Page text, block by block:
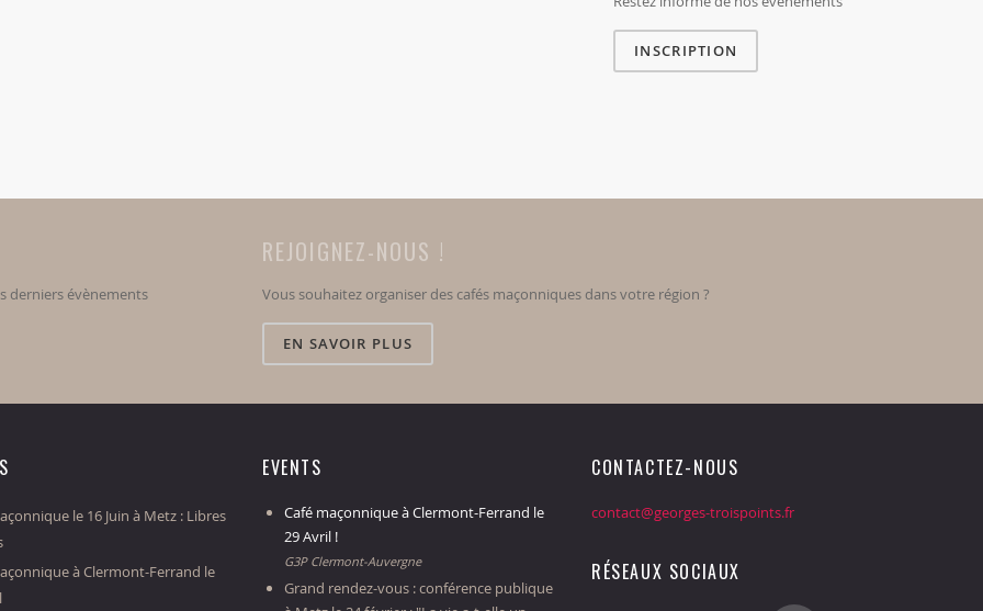
INSCRIPTION
derniers évènements
REJOIGNEZ-NOUS !
Vous souhaitez organiser des cafés maçonniques dans votre région ?
EN SAVOIR PLUS
le 16 Juin à Metz : Libres
à Clermont-Ferrand le
EVENTS
Café maçonnique à Clermont-Ferrand le
29 Avril !
G3P Clermont-Auvergne
Grand rendez-vous : conférence publique
CONTACTEZ-NOUS
contact@georges-troispoints.fr
RÉSEAUX SOCIAUX